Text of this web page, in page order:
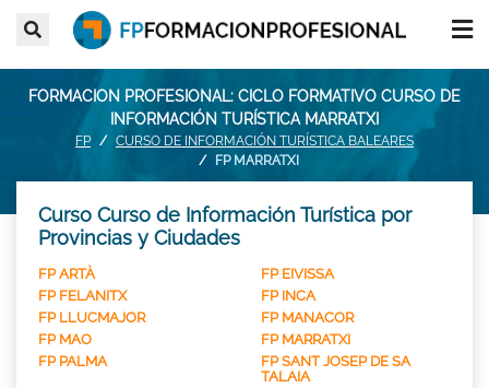
FORMACION PROFESIONAL: CICLO FORMATIVO CURSO DE
INFORMACIÓN TURÍSTICA MARRATXI
FP
CURSO DE INFORMACIÓN TURÍSTICA BALEARES
FP MARRATXI
Curso Curso de Información Turística por
Provincias y Ciudades
FP ARTÀ
FP EIVISSA
FP FELANITX
FP INCA
FP LLUCMAJOR
FP MANACOR
FP MAO
FP MARRATXI
FP PALMA
FP SANT JOSEP DE SA
TALAIA